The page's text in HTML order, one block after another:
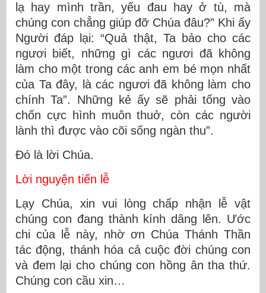
lạ hay mình trần, yếu đau hay ở tù, mà
chúng con chẳng giúp đỡ Chúa đâu?” Khi ấy
Người đáp lại: “Quả thật, Ta bảo cho các
ngươi biết, những gì các ngươi đã không
làm cho một trong các anh em bé mọn nhất
của Ta đây, là các ngươi đã không làm cho
chính Ta”. Những kẻ ấy sẽ phải tống vào
chốn cực hình muôn thuở, còn các người
lành thì được vào cõi sống ngàn thu”.
Ðó là lời Chúa.
Lời nguyện tiến lễ
Lạy Chúa, xin vui lòng chấp nhận lễ vật
chúng con đang thành kính dâng lên. Ước
chi của lễ này, nhờ ơn Chúa Thánh Thần
tác động, thánh hóa cả cuộc đời chúng con
và đem lại cho chúng con hồng ân tha thứ.
Chúng con cầu xin…